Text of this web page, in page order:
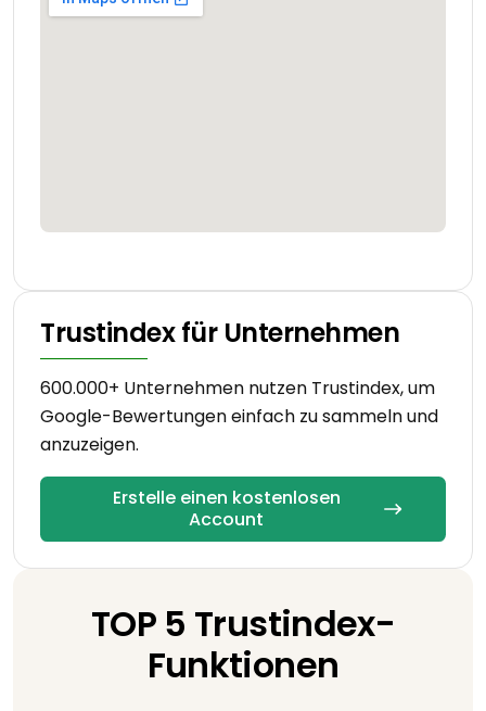
Trustindex für Unternehmen
600.000+ Unternehmen nutzen Trustindex, um
Google-Bewertungen einfach zu sammeln und
anzuzeigen.
Erstelle einen kostenlosen
Account
TOP 5 Trustindex-
Funktionen